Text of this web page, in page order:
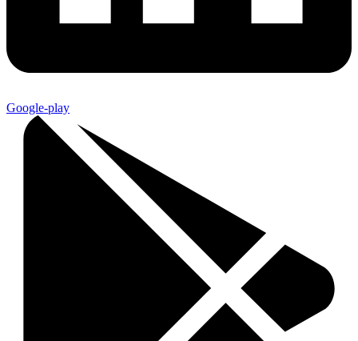
Google-play